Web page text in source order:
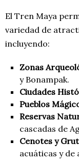
El Tren Maya
variedad de
incluyendo:
Zonas
y Bonampak.
Ciudades
Pueblos
Reservas
cascadas de
Cenotes y
acuáticas y de